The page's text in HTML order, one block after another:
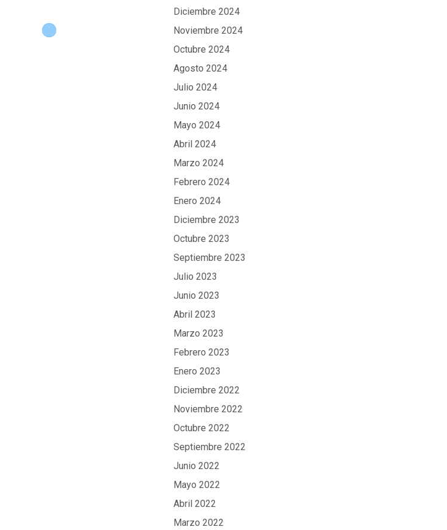
Diciembre 2024
Noviembre 2024
Octubre 2024
Agosto 2024
Julio 2024
Junio 2024
Mayo 2024
Abril 2024
Marzo 2024
Febrero 2024
Enero 2024
Diciembre 2023
Octubre 2023
Septiembre 2023
Julio 2023
Junio 2023
Abril 2023
Marzo 2023
Febrero 2023
Enero 2023
Diciembre 2022
Noviembre 2022
Octubre 2022
Septiembre 2022
Junio 2022
Mayo 2022
Abril 2022
Marzo 2022